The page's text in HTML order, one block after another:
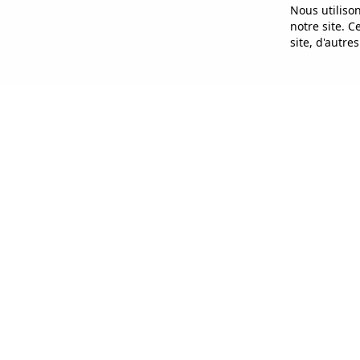
Nous
notre site.
site,